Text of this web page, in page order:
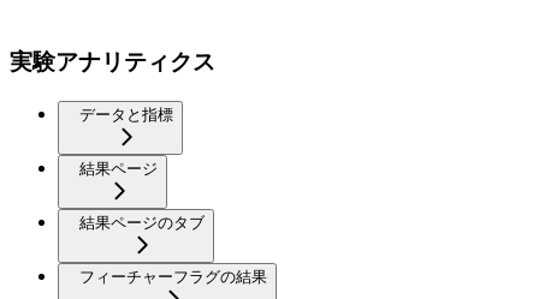
実験アナリティクス
データと指標
結果ページ
結果ページのタブ
フィーチャーフラグの結果